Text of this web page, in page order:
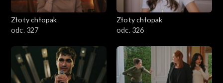
Złoty chłopak
odc. 327
Złoty chłopak
odc. 326